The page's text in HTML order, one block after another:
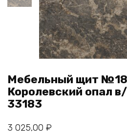
Мебельный щит
Королевский опал
33183
3 025,00 ₽